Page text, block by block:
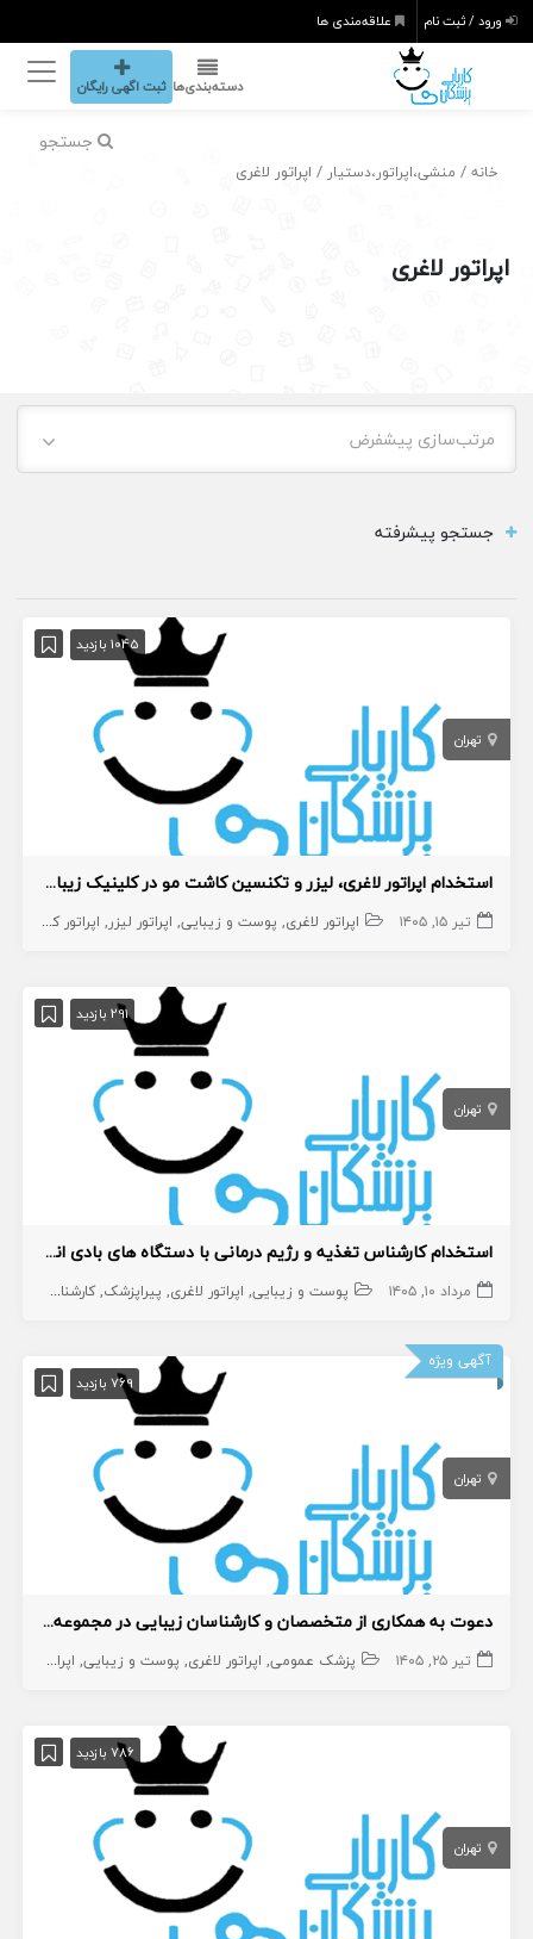
ورود / ثبت نام علاقه‌مندی ها
دسته‌بندی‌ها ثبت اگهی رایگان
جستجو
خانه / منشی،اپراتور،دستیار / اپراتور لاغری
اپراتور لاغری
مرتب‌سازی پیشفرض
جستجو پیشرفته
1045 بازدید
تهران
استخدام اپراتور لاغری، لیزر و تکنسین کاشت مو در کلینیک زیبایی به صورت درصدی
تیر ۱۵, ۱۴۰۵ اپراتور لاغری پوست و زیبایی اپراتور لیزر اپراتور کاشت مو
291 بازدید
تهران
استخدام کارشناس تغذیه و رژیم درمانی با دستگاه های بادی انالیز و لاغری
مرداد ۱۰, ۱۴۰۵ پوست و زیبایی اپراتور لاغری پیراپزشک کارشناس تغذیه
آگهی ویژه
769 بازدید
تهران
دعوت به همکاری از متخصصان و کارشناسان زیبایی در مجموعه زیبایی و سلامت زیبان
تیر ۲۵, ۱۴۰۵ پزشک عمومی اپراتور لاغری پوست و زیبایی اپراتور لیزر
786 بازدید
تهران